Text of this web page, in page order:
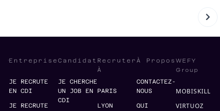
Entreprise
JE RECRUTE
EN CDI
JE RECRUTE
Candidat
JE CHERCHE
UN JOB EN
CDI
Recruter
À
PARIS
LYON
À Propos
CONTACTEZ-
NOUS
QUI
WEFY
Group
MOBISKILL
VIRTUOZ